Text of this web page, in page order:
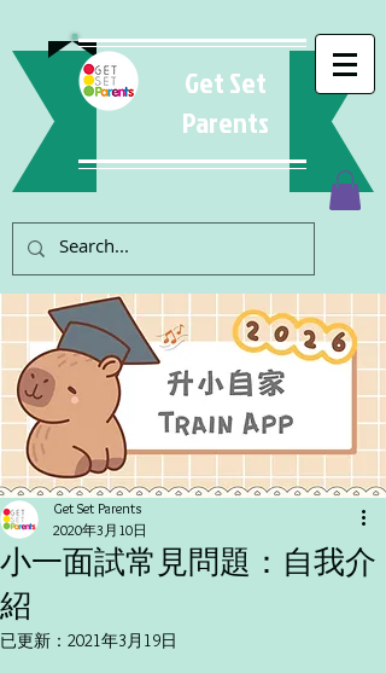
Get Set
Parents
小一面試常見問題：自我介
紹
Get Set Parents
2020年3月10日
已更新： 2021年3月19日